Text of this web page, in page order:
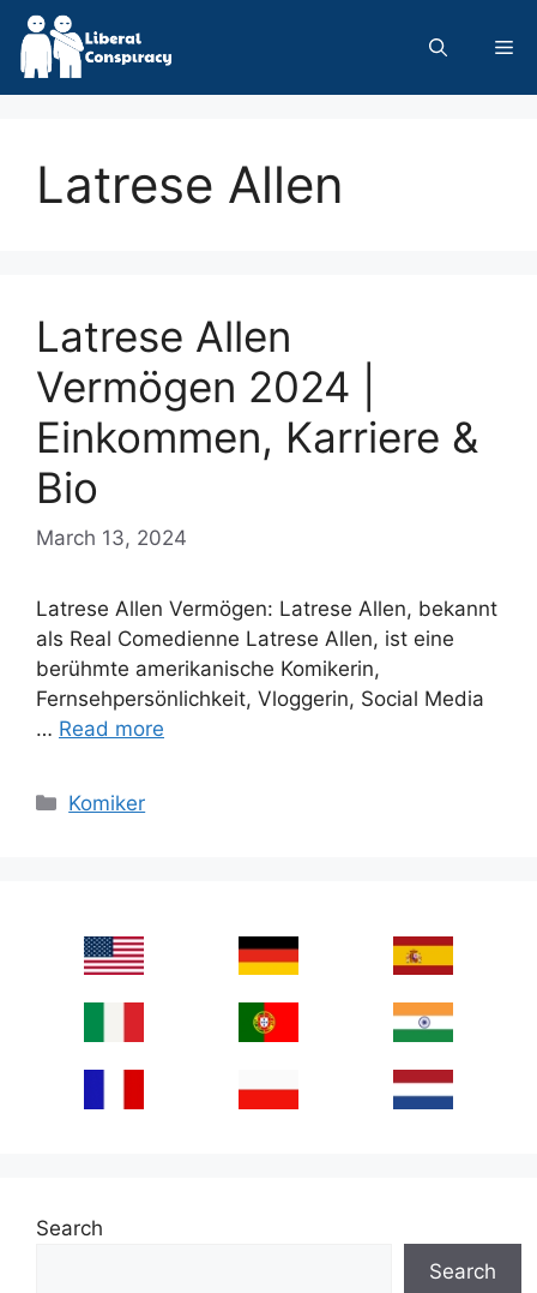
Skip
content
Latrese Allen
Latrese Allen
Vermögen 2024 |
Einkommen, Karriere &
Bio
March 13, 2024
Latrese Allen Vermögen: Latrese Allen, bekannt
als Real Comedienne Latrese Allen, ist eine
berühmte amerikanische Komikerin,
Fernsehpersönlichkeit, Vloggerin, Social Media
… Read more
Categories
Komiker
Search
Search